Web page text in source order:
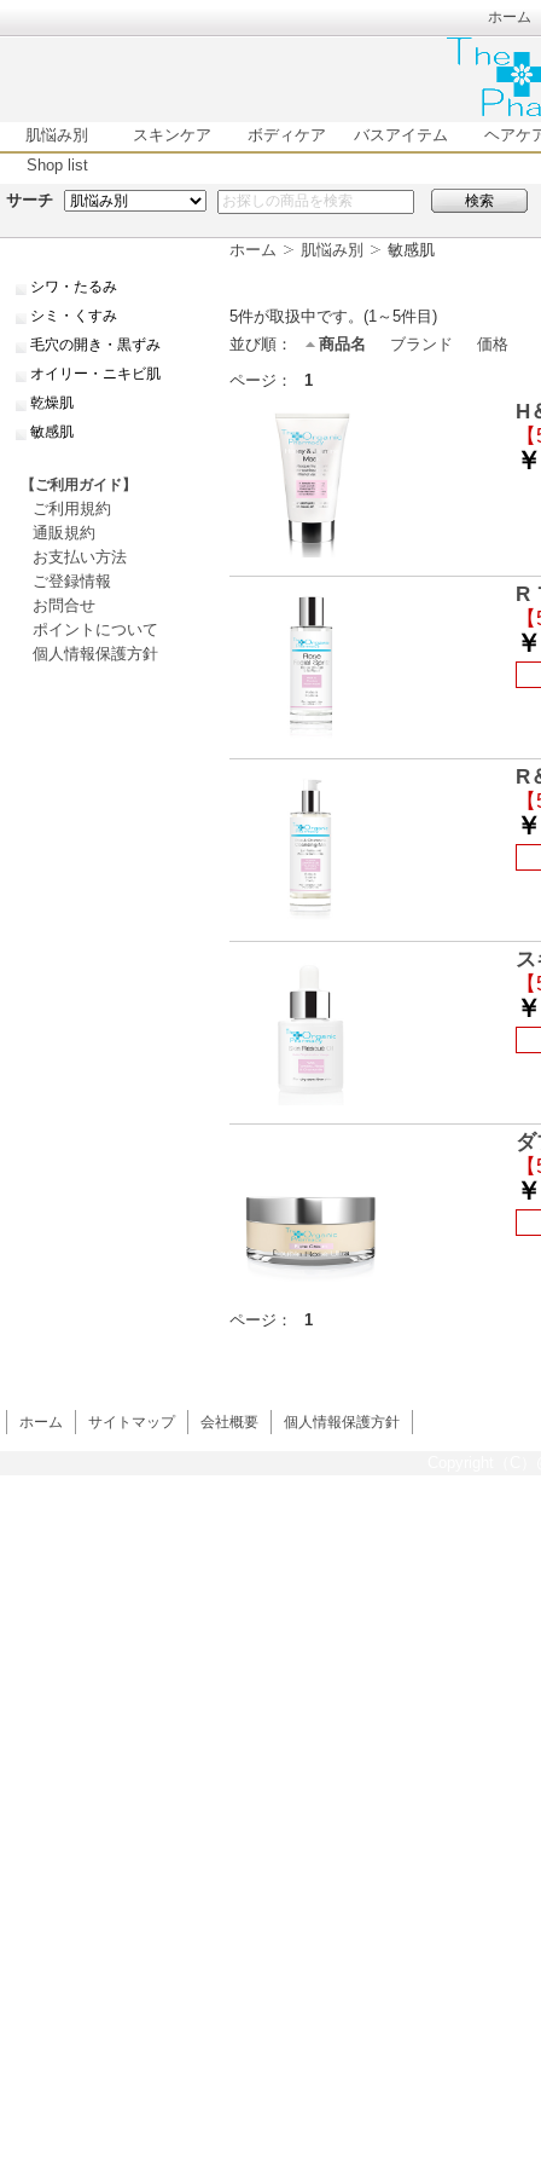
ホーム
肌悩み別 スキンケア ボディケア バスアイテム
ヘアケ
Shop list
サーチ
検索
ホーム 肌悩み別 敏感肌
5件が取扱中です。(1～5件目)
並び順：
商品名 ブランド
価格
ページ：
1
H
R
R
ページ： 1
シワ・たるみ
シミ・くすみ
毛穴の開き・黒ずみ
オイリー・ニキビ肌
乾燥肌
敏感肌
【ご利用ガイド】
ご利用規約
通販規約
お支払い方法
ご登録情報
お問合せ
ポイントについて
個人情報保護方針
ホーム サイトマップ 会社概要 個人情報保護方針